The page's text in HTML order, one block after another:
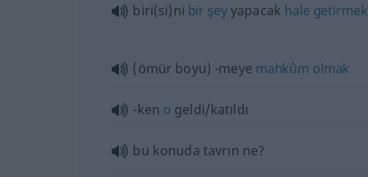
biri(si)ni bir şeyyapacak hale getirmek
(ömür boyu) -meye mahkûm olmak
-ken o geldi/katıldı
bu konuda tavrın ne?